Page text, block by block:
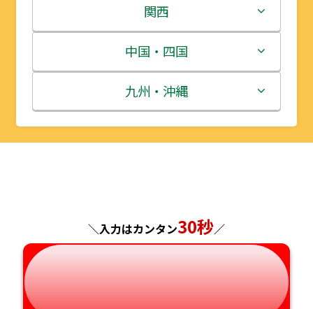
岩手県
宮城県
秋田県
山形県
栃木県
群馬県
埼玉県
千葉県
新潟県
富山県
石川県
福井県
岐阜県
静岡県
関西
三重県
滋賀県
京都府
奈良県
和歌山県
中国・四国
鳥取県
島根県
山口県
徳島県
九州・沖縄
福岡県
熊本県
大分県
＼入力はカンタン30秒／